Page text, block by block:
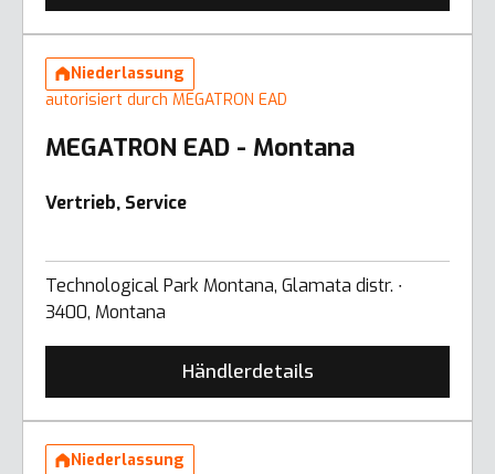
Niederlassung
autorisiert durch MEGATRON EAD
MEGATRON EAD - Montana
Vertrieb, Service
Technological Park Montana, Glamata distr. ∙
3400, Montana
Händlerdetails
Niederlassung